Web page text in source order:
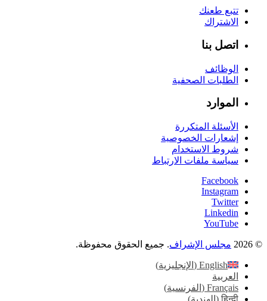
تتبع طعنك
الاشتراك
اتصل بنا
الوظائف
الطلبات الصحفية
الموارد
الأسئلة المتكررة
إشعارات الخصوصية
شروط الاستخدام
سياسة ملفات الارتباط
Facebook
Instagram
Twitter
Linkedin
YouTube
© 2026 مجلس الإشراف. جميع الحقوق محفوظة.
English
( الإنجليزية)
العربية
Français
( الفرنسية)
हिन्दी
( الهندية)